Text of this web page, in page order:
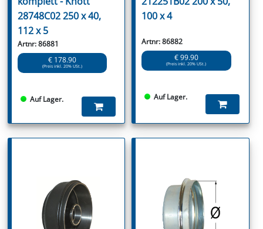
28748C02 250 x 40,
112 x 5
Artnr: 86881
€ 178.90
(Preis inkl. 20% USt.)
Auf Lager.
100 x 4
Artnr: 86882
€ 99.90
(Preis inkl. 20% USt.)
Auf Lager.